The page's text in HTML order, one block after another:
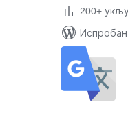
200+